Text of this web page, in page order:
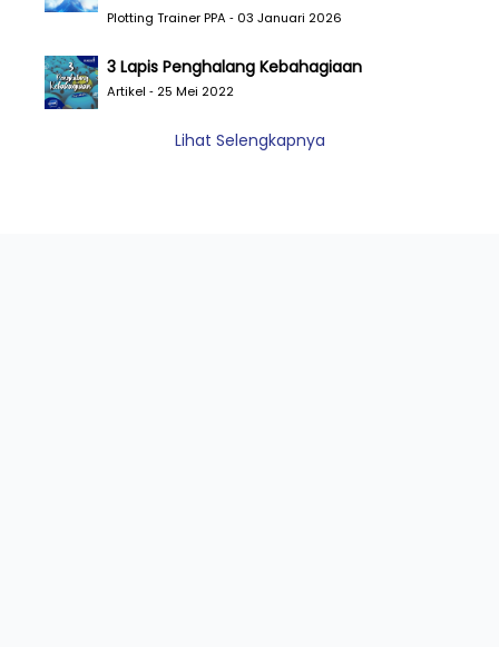
Plotting Trainer PPA ‐ 03 Januari 2026
3 Lapis Penghalang Kebahagiaan
Artikel ‐ 25 Mei 2022
Lihat Selengkapnya